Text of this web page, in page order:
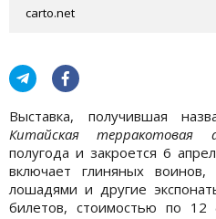
carto.net
Выставка, получившая
Китайская терракотовая
полугода и закроется 6
включает глиняных
лошадями и другие
билетов, стоимостью по 12